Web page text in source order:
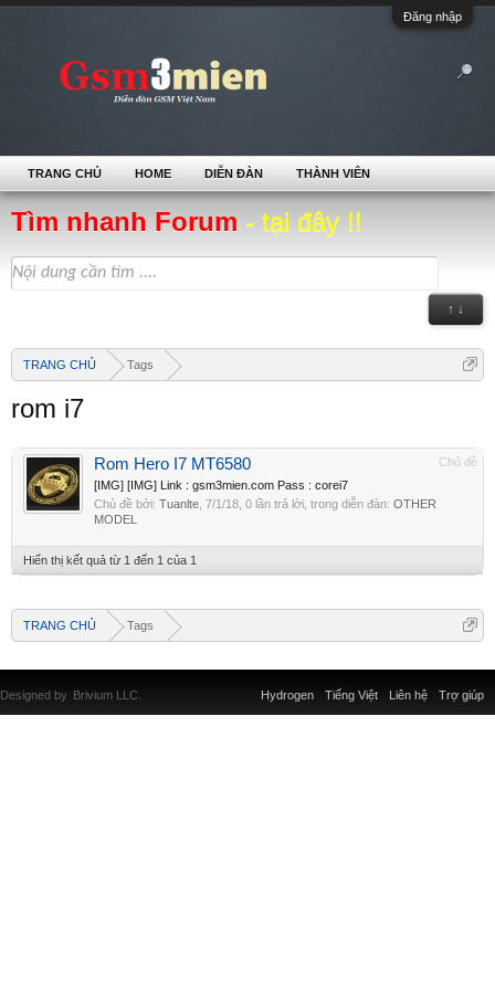
Đăng nhập
Tìm nhanh Forum - tại đây !!
↑ ↓
TRANG CHỦ Tags
rom i7
Chủ đề
Rom Hero I7 MT6580
[IMG] [IMG] Link : gsm3mien.com Pass : corei7
Chủ đề bởi: Tuanlte 7/1/18 , 0 lần trả lời, trong diễn đàn: OTHER
MODEL
Hiển thị kết quả từ 1 đến 1 của 1
TRANG CHỦ Tags
TRANG CHỦ HOME DIỄN ĐÀN THÀNH VIÊN
Liên hệ Trợ giúp
Hydrogen Tiếng Việt
Designed by Brivium LLC.